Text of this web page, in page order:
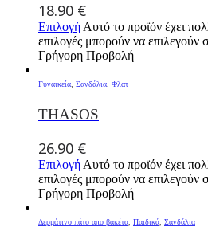
18.90 €
ΕπιλογήΑυτό το προϊόν έχει
επιλογές μπορούν να επιλεγούν
Γρήγορη Προβολή
Γυναικεία, Σανδάλια, Φλατ
THASOS
26.90 €
Επιλογή Αυτό το προϊόν έχει
επιλογές μπορούν να επιλεγούν
Γρήγορη Προβολή
Δερμάτινο πάτο απο βακέτα Παιδικά Σανδάλια